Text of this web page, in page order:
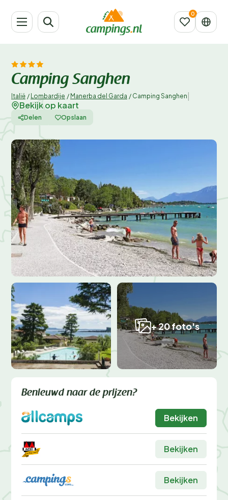
Camping Sanghen
Italië / Lombardije / Manerba del Garda / Camping Sanghen
Bekijk op kaart
Delen Opslaan
+ 20 foto's
Benieuwd naar de prijzen?
Bekijken
Bekijken
Bekijken